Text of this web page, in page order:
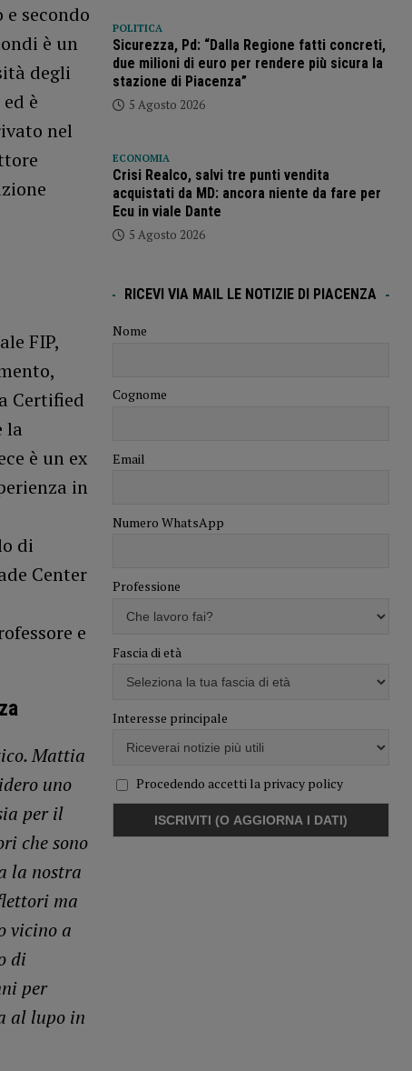
secondo
è un
degli
è
nel
FIP,
Certified
la
è un ex
in
di
Center
e
Mattia
uno
per il
che sono
la nostra
ma
vicino a
di
per
al lupo in
POLITICA
Sicurezza, Pd: “Dalla Regione fatti concreti,
due milioni di euro per rendere più sicura la
stazione di Piacenza”
5 Agosto 2026
ECONOMIA
Crisi Realco, salvi tre punti vendita
acquistati da MD: ancora niente da fare per
Ecu in viale Dante
5 Agosto 2026
RICEVI VIA MAIL LE NOTIZIE DI PIACENZA
Nome
Cognome
Email
Numero WhatsApp
Professione
Fascia di età
Interesse principale
Procedendo accetti la privacy policy